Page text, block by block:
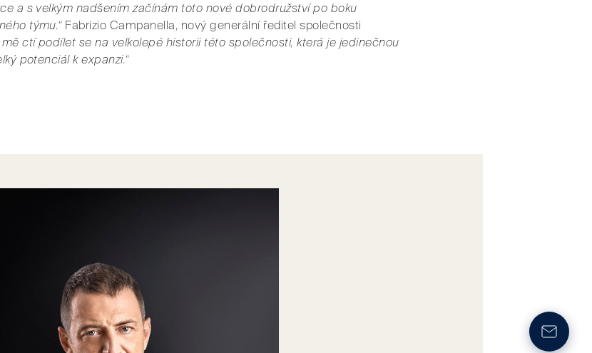
a s velkým nadšením začínám toto nové dobrodružství po boku
týmu.“Fabrizio Campanella, nový generální ředitel společnosti
mě ctí podílet se na velkolepé historii této společnosti, která je jedinečnou
potenciál k expanzi.“